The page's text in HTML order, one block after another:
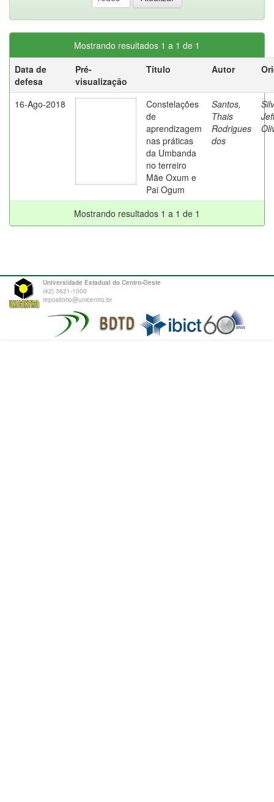
Mostrando resultados 1 a 1 de 1
Data de
defesa
Pré-
visualização
Título Autor
16-Ago-2018
Constelações
de
aprendizagem
nas práticas
da Umbanda
no terreiro
Mãe Oxum e
Pai Ogum
Santos,
Thais
Rodrigues
dos
Mostrando resultados 1 a 1 de 1
Universidade Estadual do Centro-Oeste
(42) 3621-1000
repositorio@unicentro.br